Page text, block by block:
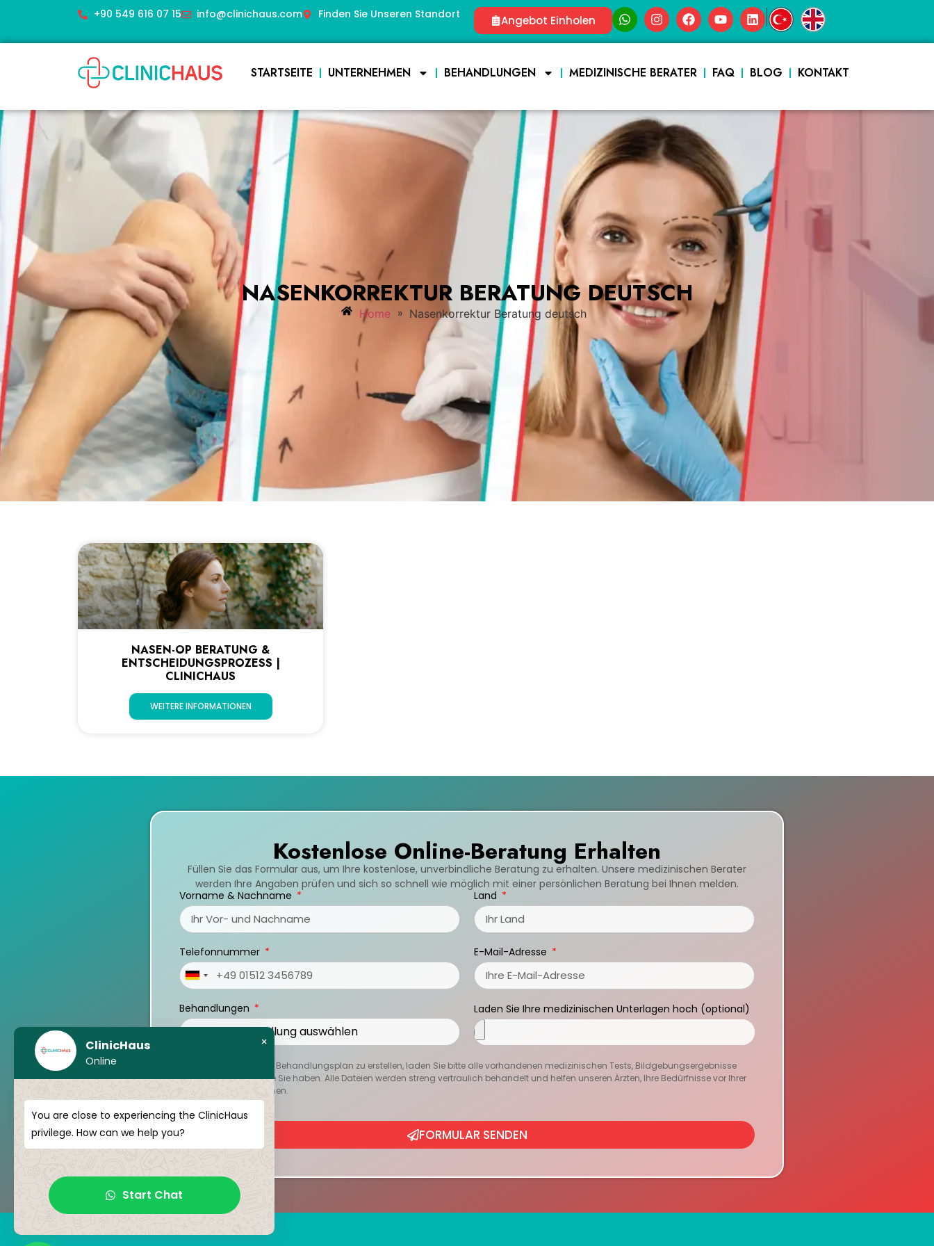
+90 549 616 07 15 info@clinichaus.com Finden Sie Unseren Standort Angebot Einholen |
STARTSEITE UNTERNEHMEN BEHANDLUNGEN MEDIZINISCHE BERATER FAQ BLOG KONTAKT
NASENKORREKTUR BERATUNG DEUTSCH
Home » Nasenkorrektur Beratung deutsch
NASEN-OP BERATUNG &
ENTSCHEIDUNGSPROZESS |
CLINICHAUS
WEITERE INFORMATIONEN
Kostenlose Online-Beratung Erhalten
Füllen Sie das Formular aus, um Ihre kostenlose, unverbindliche Beratung zu erhalten. Unsere medizinischen Berater
werden Ihre Angaben prüfen und sich so schnell wie möglich mit einer persönlichen Beratung bei Ihnen melden.
Vorname & Nachname
Land
Telefonnummer
Germany
E-Mail-Adresse
Behandlungen Laden Sie Ihre medizinischen Unterlagen hoch (optional)
Um Ihren persönlichen Behandlungsplan zu erstellen, laden Sie bitte alle vorhandenen medizinischen Tests, Bildgebungsergebnisse
oder Berichte hoch, die Sie haben. Alle Dateien werden streng vertraulich behandelt und helfen unseren Ärzten, Ihre Bedürfnisse vor Ihrer
Reise besser zu verstehen.
FORMULAR SENDEN
ClinicHaus
Online
×
You are close to experiencing the ClinicHaus
privilege. How can we help you?
Start Chat